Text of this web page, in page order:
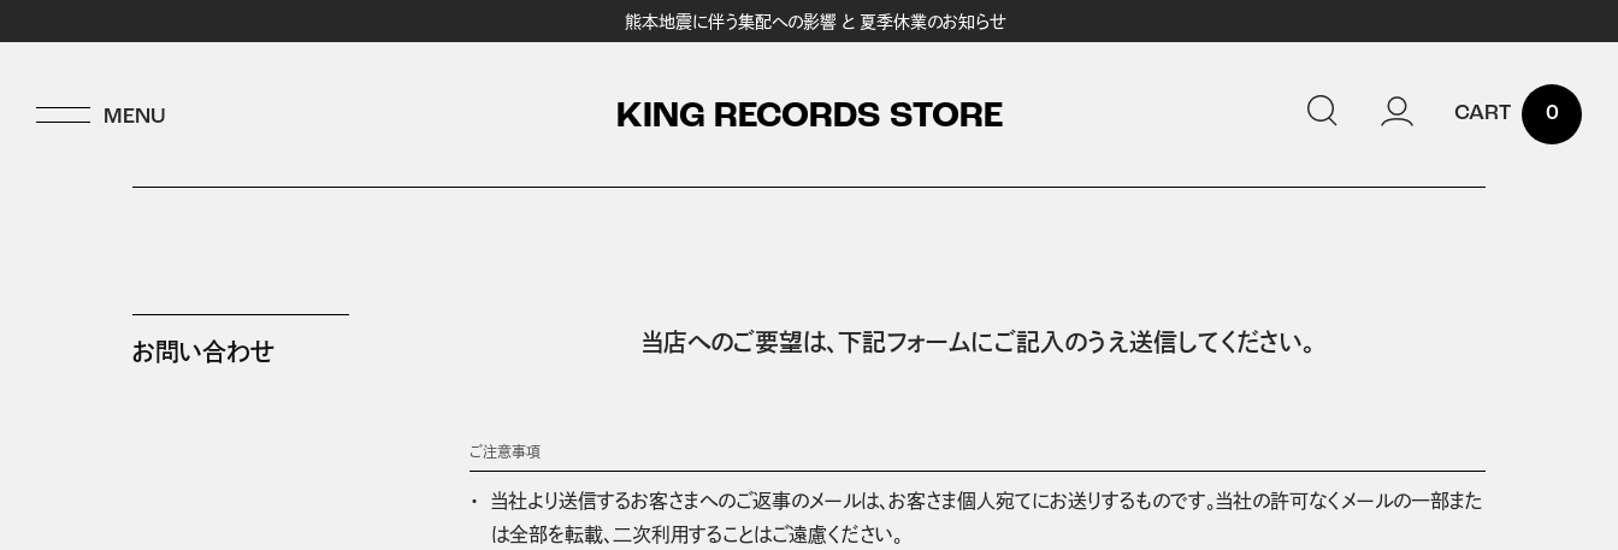
熊本地震に伴う集配への影響 と 夏季休業のお知らせ
KING RECORDS STORE 0
お問い合わせ 当店へのご要望は、 下記フォームにご記入のうえ送信してください。
ご注意事項
当社より送信するお客さまへのご返事のメールは、お客さま個人宛てにお送りするものです。当社の許可なくメールの一部また
は全部を転載、二次利用することはご遠慮ください。